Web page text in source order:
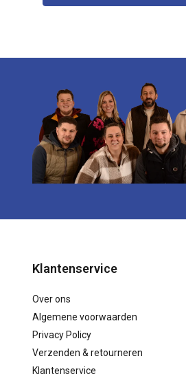
Klantenservice
Over ons
Algemene voorwaarden
Privacy Policy
Verzenden & retourneren
Klantenservice